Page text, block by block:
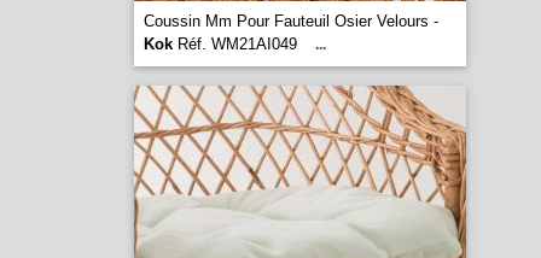
Coussin Mm Pour Fauteuil Osier Velours -
KokRéf. WM21AI049 ...